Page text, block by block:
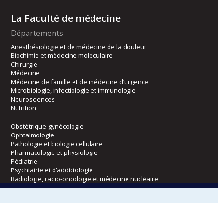
La Faculté de médecine
Départements
Anesthésiologie et de médecine de la douleur
Biochimie et médecine moléculaire
Chirurgie
Médecine
Médecine de famille et de médecine d’urgence
Microbiologie, infectiologie et immunologie
Neurosciences
Nutrition
Obstétrique-gynécologie
Ophtalmologie
Pathologie et biologie cellulaire
Pharmacologie et physiologie
Pédiatrie
Psychiatrie et d’addictologie
Radiologie, radio-oncologie et médecine nucléaire